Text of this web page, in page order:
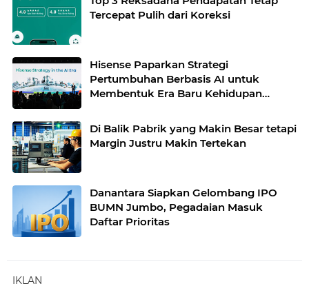
Tercepat Pulih dari Koreksi
Hisense Paparkan Strategi
Pertumbuhan Berbasis AI untuk
Membentuk Era Baru Kehidupan
Di Balik Pabrik yang Makin Besar tetapi
Margin Justru Makin Tertekan
Danantara Siapkan Gelombang IPO
BUMN Jumbo, Pegadaian Masuk
Daftar Prioritas
IKLAN